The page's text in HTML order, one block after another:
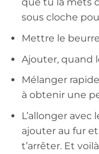
que tu la mets
sous cloche
Mettre le
Ajouter, quand
Mélanger
à obtenir une
L’allonger
ajouter au fur
t’arrêter. Et